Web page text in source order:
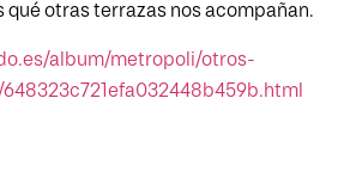
qué otras terrazas nos acompañan.
album/metropoli/otros-